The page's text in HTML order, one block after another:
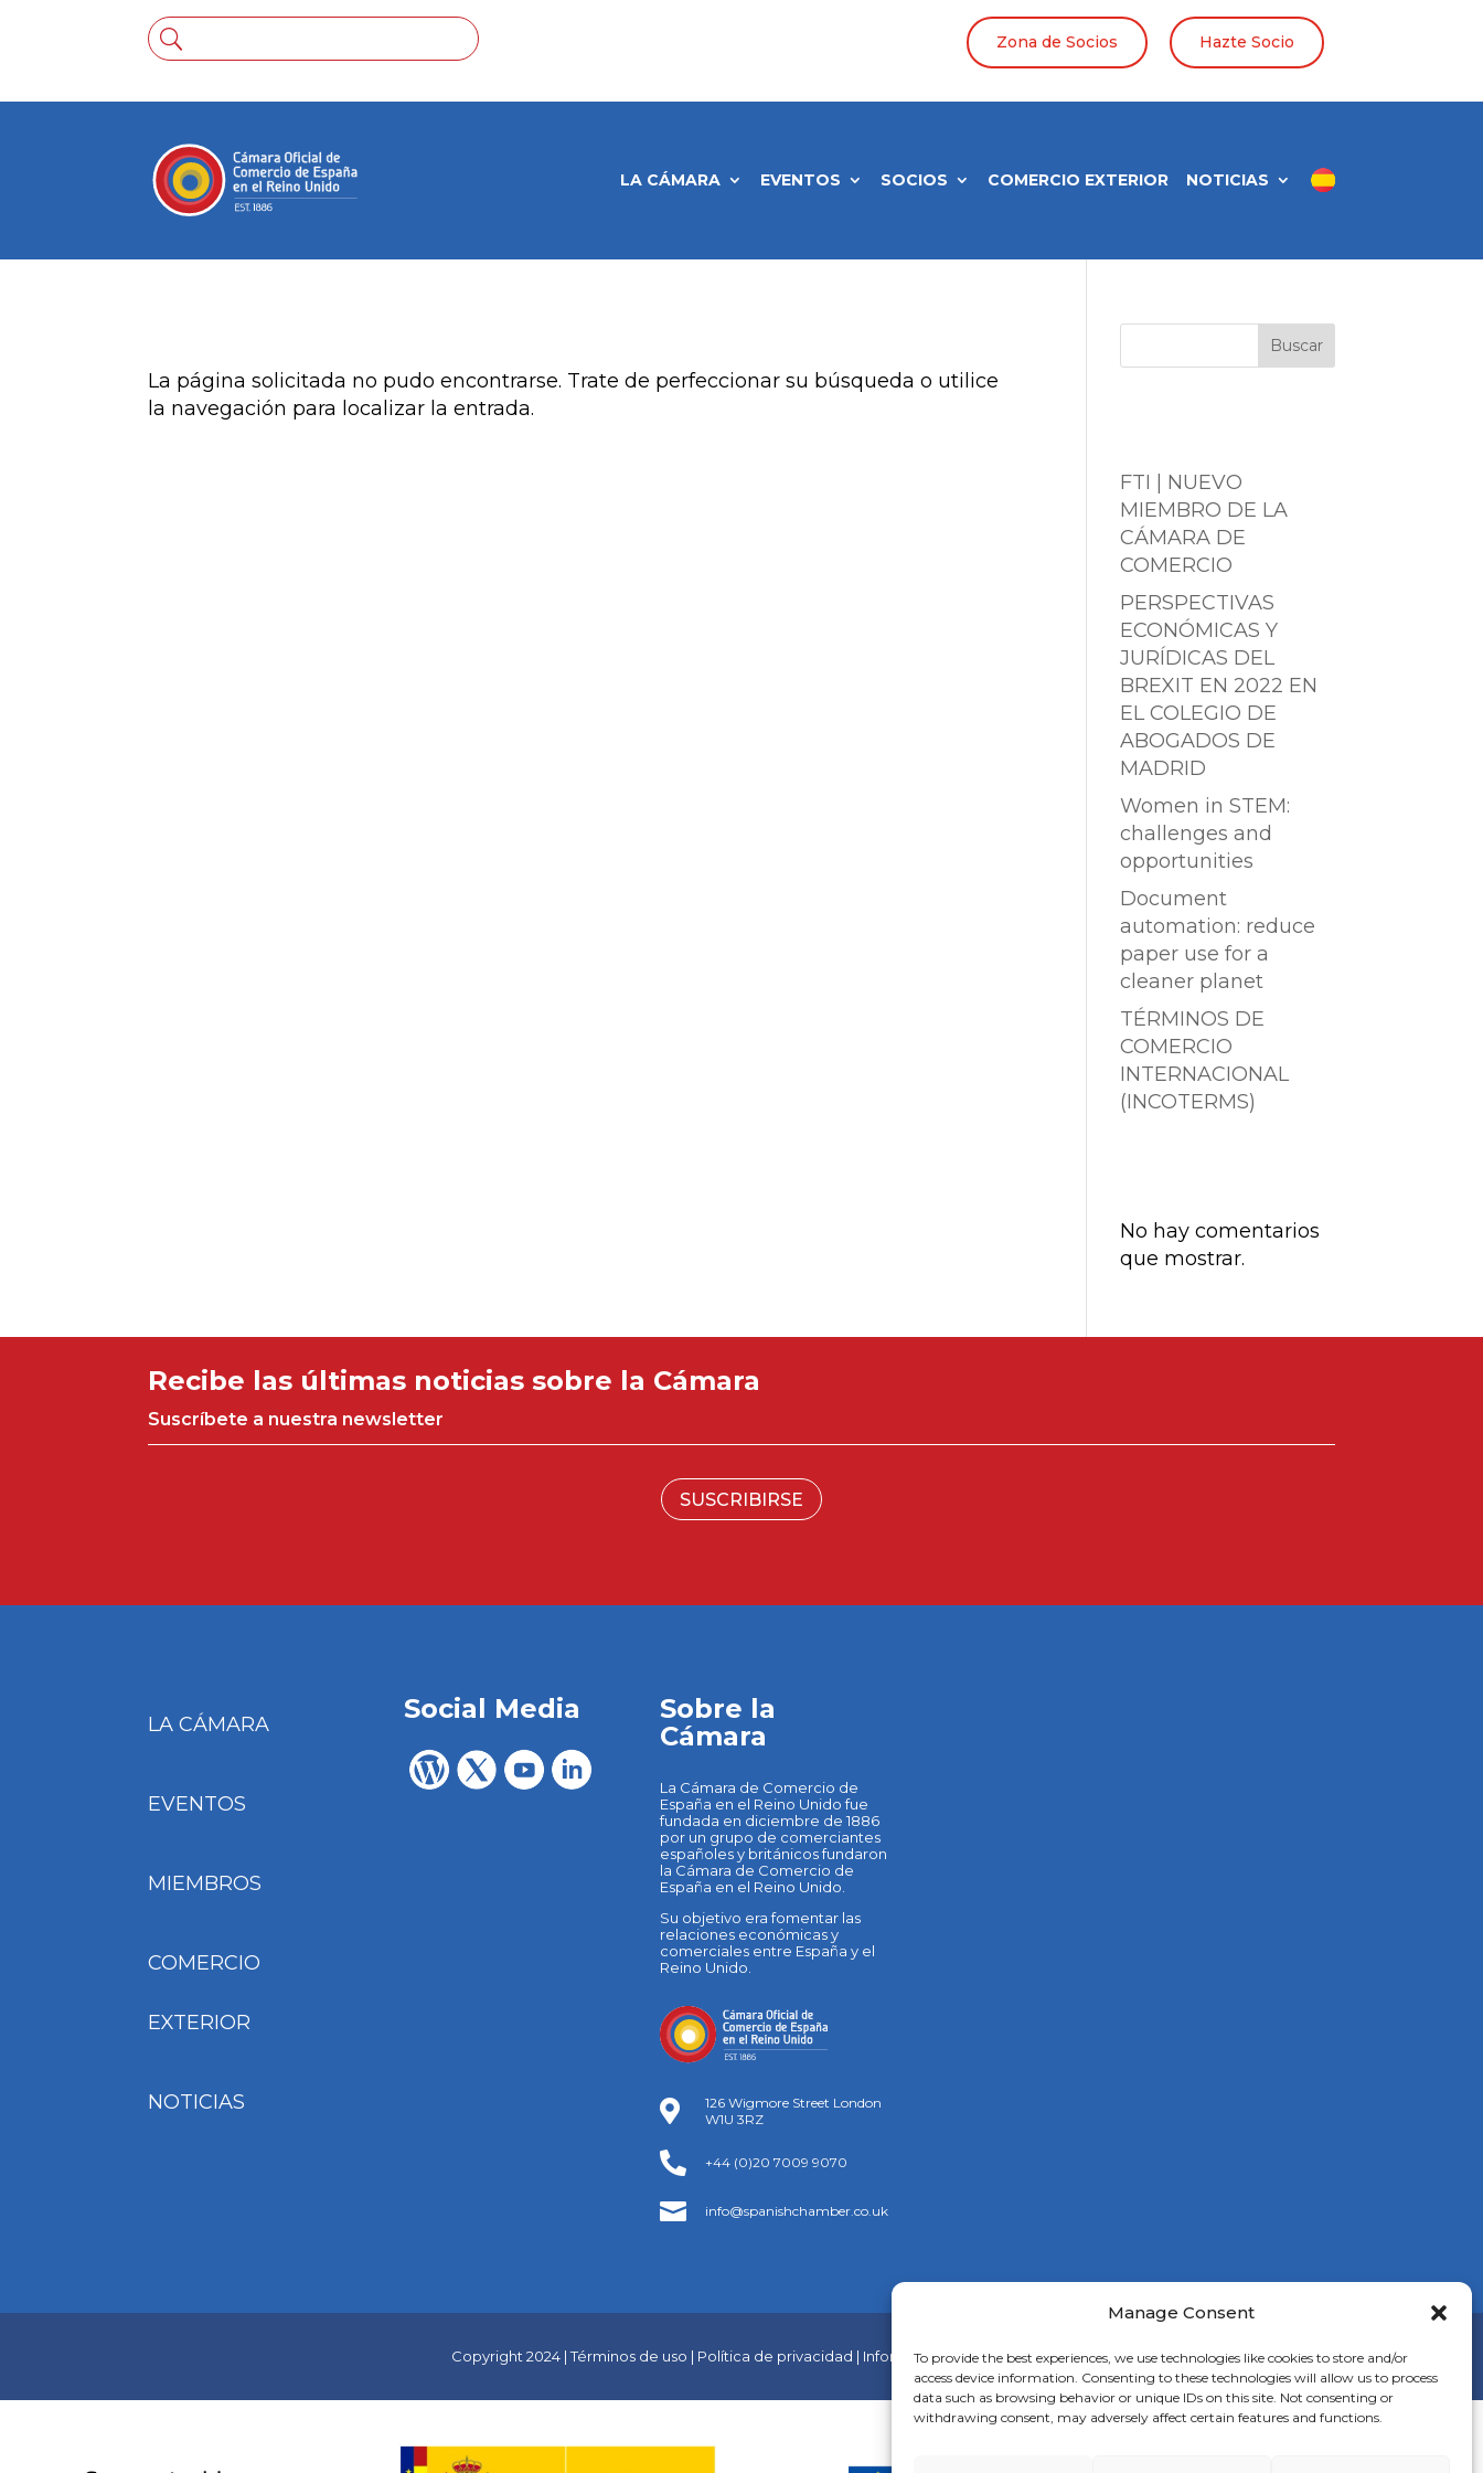
Manage Consent
To provide the best experiences, we use technologies like cookies to store and/or
access device information. Consenting to these technologies will allow us to process
data such as browsing behavior or unique IDs on this site. Not consenting or
withdrawing consent, may adversely affect certain features and functions.
Zona de Socios Hazte Socio
LA CÁMARA EVENTOS SOCIOS COMERCIO EXTERIOR NOTICIAS
La página solicitada no pudo encontrarse. Trate de perfeccionar su búsqueda o utilice
la navegación para localizar la entrada.
Buscar
FTI | NUEVO
MIEMBRO DE LA
CÁMARA DE
COMERCIO
PERSPECTIVAS
ECONÓMICAS Y
JURÍDICAS DEL
BREXIT EN 2022 EN
EL COLEGIO DE
ABOGADOS DE
MADRID
Women in STEM:
challenges and
opportunities
Document
automation: reduce
paper use for a
cleaner planet
TÉRMINOS DE
COMERCIO
INTERNACIONAL
(INCOTERMS)
No hay comentarios
que mostrar.
Recibe las últimas noticias sobre la Cámara
Suscríbete a nuestra newsletter
SUSCRIBIRSE
LA CÁMARA
EVENTOS
MIEMBROS
COMERCIO
EXTERIOR
NOTICIAS
Social Media
Sobre la
Cámara
La Cámara de Comercio de
España en el Reino Unido fue
fundada en diciembre de 1886
por un grupo de comerciantes
españoles y británicos fundaron
la Cámara de Comercio de
España en el Reino Unido.
Su objetivo era fomentar las
relaciones económicas y
comerciales entre España y el
Reino Unido.

126 Wigmore Street London
W1U 3RZ
 +44 (0)20 7009 9070
 info@spanishchamber.co.uk
Copyright 2024 | Términos de uso | Política de privacidad | Información de cookies